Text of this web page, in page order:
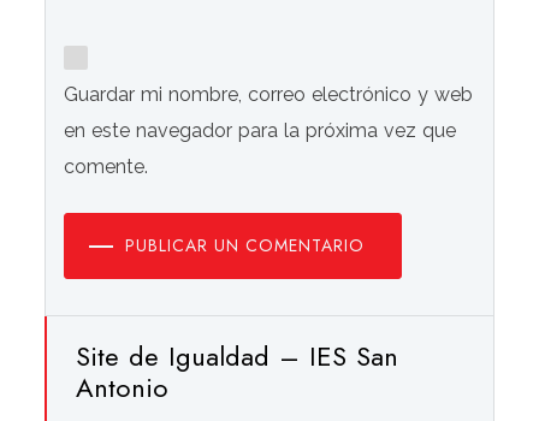
Guardar mi nombre, correo electrónico y web
en este navegador para la próxima vez que
comente.
PUBLICAR UN COMENTARIO
Site de Igualdad – IES San
Antonio